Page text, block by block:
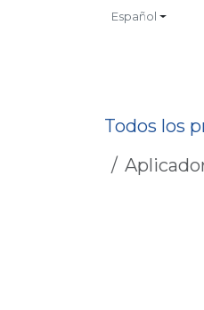
Ir al contenidoEspañol
Todos los